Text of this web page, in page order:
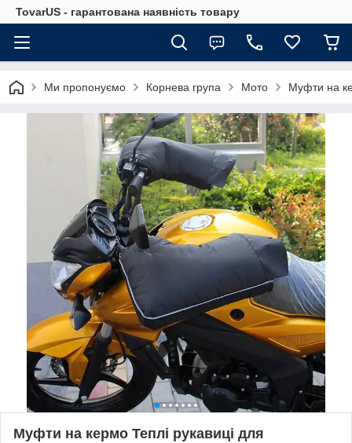
TovarUS - гарантована наявність товару
Ми пропонуємо Корнева група Мото Муфти на
Муфти на кермо Теплі рукавиці для